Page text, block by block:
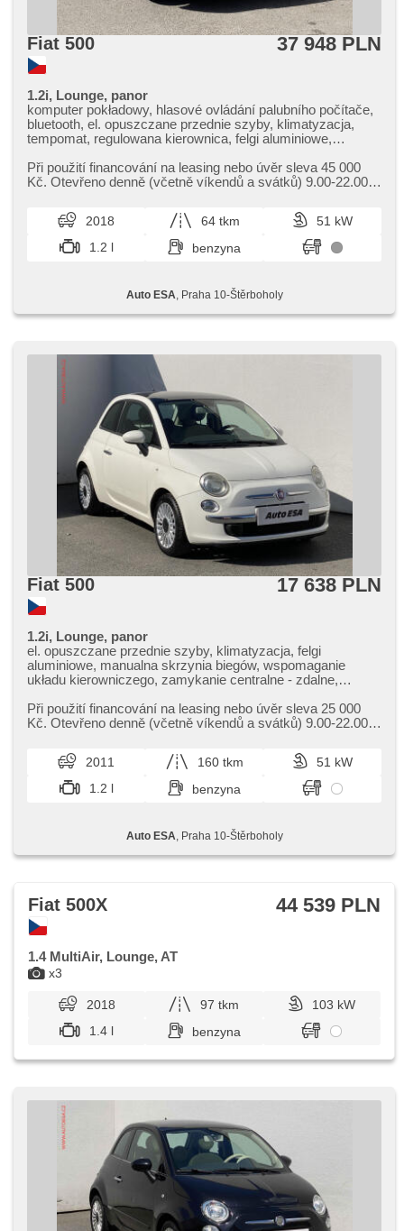
Fiat 500 37 948 PLN
1.2i, Lounge, panor
komputer pokładowy, hlasové ovládání palubního počítače,
bluetooth, el. opuszczane przednie szyby, klimatyzacja,
tempomat, regulowana kierownica, felgi aluminiowe,
układu kierowniczego, zamykanie centralne - zdalne,
stabilizacja podwozia (ESP), ABS, isofix, 6x poduszka
Při použití financování na leasing nebo úvěr sleva 45 000
Kč. Otevřeno denně (včetně víkendů a svátků) 9.00​-22.00
2018 64 tkm
51 kW
1.2 l
benzyna
Auto ESA , Praha 10-Štěrboholy
Fiat 500 17 638 PLN
1.2i, Lounge, panor
el. opuszczane przednie szyby, klimatyzacja, felgi
aluminiowe, manualna skrzynia biegów, wspomaganie
układu kierowniczego, zamykanie centralne - zdalne,
Při použití financování na leasing nebo úvěr sleva 25 000
Kč. Otevřeno denně (včetně víkendů a svátků) 9.00​-22.00
2011 160 tkm
51 kW
1.2 l
benzyna
Auto ESA , Praha 10-Štěrboholy
x3
Fiat 500X 44 539 PLN
1.4 MultiAir, Lounge, AT
2018 97 tkm
103 kW
1.4 l
benzyna